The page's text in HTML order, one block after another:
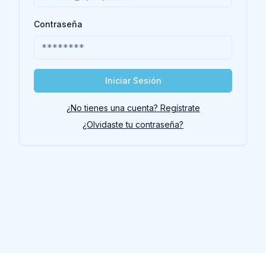
Contraseña
Iniciar Sesión
¿No tienes una cuenta? Regístrate
¿Olvidaste tu contraseña?